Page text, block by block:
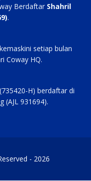
Berdaftar Shahril
.
setiap bulan
Coway HQ.
H) berdaftar di
(AJL 931694).
- 2026